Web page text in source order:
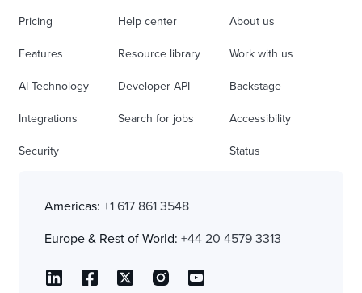
Pricing
Features
AI Technology
Integrations
Security
Help center
Resource library
Developer API
Search for jobs
About us
Work with us
Backstage
Accessibility
Status
Americas: +1 617 861 3548
Europe & Rest of World: +44 20 4579 3313